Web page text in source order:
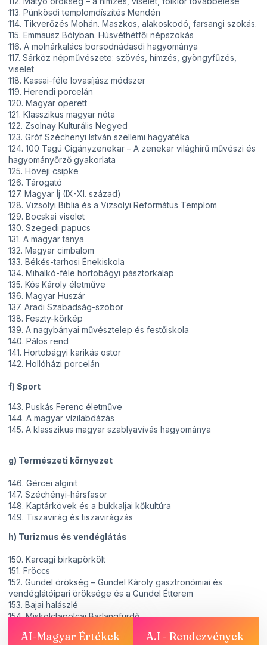
113. Pünkösdi templomdíszítés Mendén
114. Tikverőzés Mohán. Maszkos, alakoskodó, farsangi szokás.
115. Emmausz Bólyban. Húsvéthétfői népszokás
116. A molnárkalács borsodnádasdi hagyománya
117. Sárköz népművészete: szövés, hímzés, gyöngyfűzés,
viselet
118. Kassai-féle lovasíjász módszer
119. Herendi porcelán
120. Magyar operett
121. Klasszikus magyar nóta
122. Zsolnay Kulturális Negyed
123. Gróf Széchenyi István szellemi hagyatéka
124. 100 Tagú Cigányzenekar – A zenekar világhírű művészi és
hagyományőrző gyakorlata
125. Höveji csipke
126. Tárogató
127. Magyar Íj (IX-XI. század)
128. Vizsolyi Biblia és a Vizsolyi Református Templom
129. Bocskai viselet
130. Szegedi papucs
131. A magyar tanya
132. Magyar cimbalom
133. Békés-tarhosi Énekiskola
134. Mihalkó-féle hortobágyi pásztorkalap
135. Kós Károly életműve
136. Magyar Huszár
137. Aradi Szabadság-szobor
138. Feszty-körkép
139. A nagybányai művésztelep és festőiskola
140. Pálos rend
141. Hortobágyi karikás ostor
142. Hollóházi porcelán
f) Sport
143. Puskás Ferenc életműve
144. A magyar vízilabdázás
145. A klasszikus magyar szablyavívás hagyománya
g) Természeti környezet
146. Gércei alginit
147. Széchényi-hársfasor
148. Kaptárkövek és a bükkaljai kőkultúra
149. Tiszavirág és tiszavirágzás
h) Turizmus és vendéglátás
150. Karcagi birkapörkölt
151. Fröccs
152. Gundel örökség – Gundel Károly gasztronómiai és
vendéglátóipari öröksége és a Gundel Étterem
153. Bajai halászlé
154. Miskolctapolcai Barlangfürdő
155. Országos Kéktúra
156. Csabai kolbászfesztivál
AI-Magyar Értékek A.I - Rendezvények